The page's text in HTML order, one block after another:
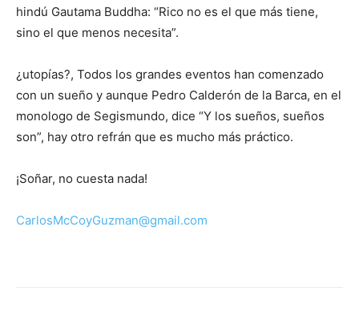
hindú Gautama Buddha: “Rico no es el que más tiene,
sino el que menos necesita”.
¿utopías?, Todos los grandes eventos han comenzado
con un sueño y aunque Pedro Calderón de la Barca, en el
monologo de Segismundo, dice “Y los sueños, sueños
son”, hay otro refrán que es mucho más práctico.
¡Soñar, no cuesta nada!
CarlosMcCoyGuzman@gmail.com